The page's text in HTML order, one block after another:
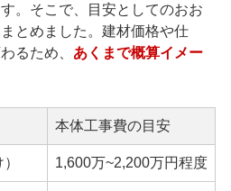
。そこで、目安としてのおお
とめました。建材価格や仕
るため、 あくまで概算イメー
本体工事費の目安
1,600万~2,200万円程度